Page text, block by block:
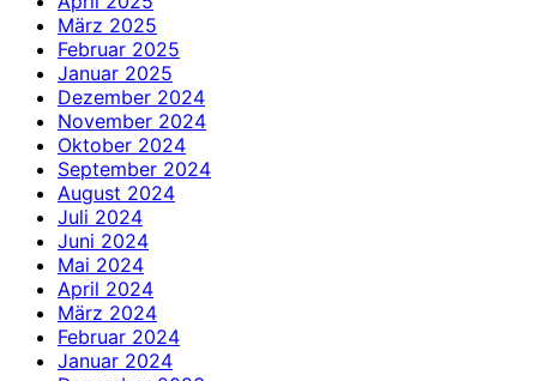
März 2025
Februar 2025
Januar 2025
Dezember 2024
November 2024
Oktober 2024
September 2024
August 2024
Juli 2024
Juni 2024
Mai 2024
April 2024
März 2024
Februar 2024
Januar 2024